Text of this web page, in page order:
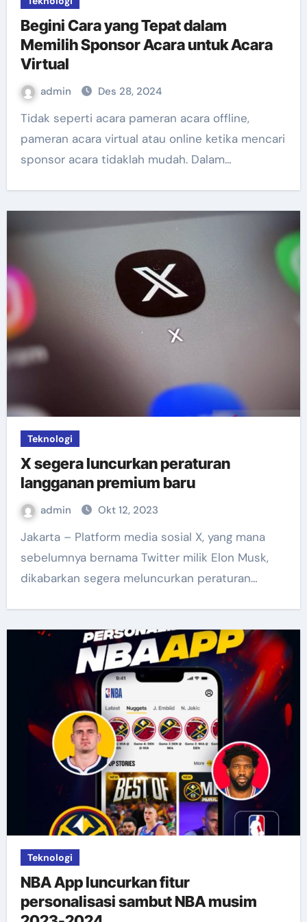
Begini Cara yang Tepat dalam
Memilih Sponsor Acara untuk Acara
Virtual
admin Des 28, 2024
Tidak seperti acara pameran acara offline,
pameran acara virtual atau online ketika mencari
sponsor acara tidaklah mudah. Dalam…
Teknologi
X segera luncurkan peraturan
langganan premium baru
admin Okt 12, 2023
Jakarta – Platform media sosial X, yang mana
sebelumnya bernama Twitter milik Elon Musk,
dikabarkan segera meluncurkan peraturan…
Teknologi
NBA App luncurkan fitur
personalisasi sambut NBA musim